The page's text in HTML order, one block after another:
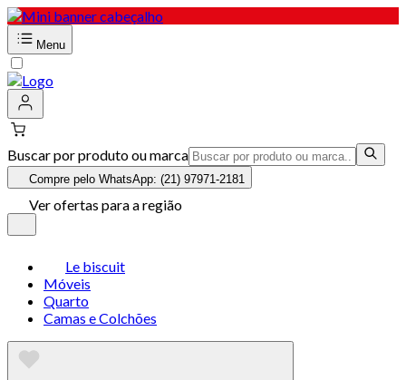
Menu
Buscar por produto ou marca
Compre pelo WhatsApp: (21) 97971-2181
Ver ofertas para a região
Le biscuit
Móveis
Quarto
Camas e Colchões